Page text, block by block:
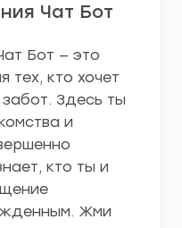
Чат Бот
Бот — это
тех, кто хочет
Здесь ты
и
кто ты и
Жми